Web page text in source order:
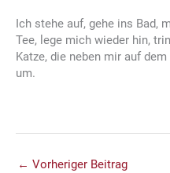
Ich stehe auf, gehe ins Bad,
Tee, lege mich wieder hin,
Katze, die neben mir auf
um.
← Vorheriger Beitrag